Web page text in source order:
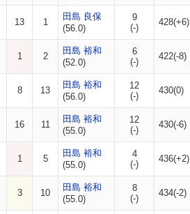
13 1
田島 良保
(56.0)
9
(-)
428(+6)
1 2
田島 裕和
(52.0)
6
(-)
422(-8)
8 13
田島 裕和
(56.0)
12
(-)
430(0)
16 11
田島 裕和
(55.0)
12
(-)
430(-6)
1 5
田島 裕和
(55.0)
4
(-)
436(+2)
3 10
田島 裕和
(55.0)
8
(-)
434(-2)